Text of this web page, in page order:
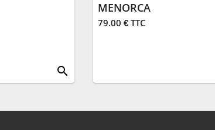
search
MENORCA
79.00 € TTC